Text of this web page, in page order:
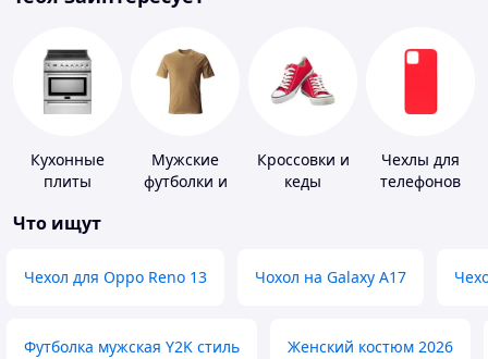
Кухонные
плиты
Мужские
футболки и
Кроссовки и
кеды
Чехлы для
телефонов
Что ищут
Чехол для Oppo Reno 13 Чохол на Galaxy A17
Футболка мужская Y2K стиль Женский костюм 2026